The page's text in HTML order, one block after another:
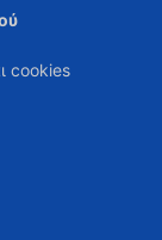
cookies